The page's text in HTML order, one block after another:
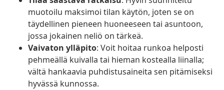
muotoilu maksimoi tilan käytön, joten se on
täydellinen pieneen huoneeseen tai asuntoon,
jossa jokainen neliö on tärkeä.
Vaivaton ylläpito: Voit hoitaa runkoa helposti
pehmeällä kuivalla tai hieman kostealla liinalla;
vältä hankaavia puhdistusaineita sen pitämiseksi
hyvässä kunnossa.